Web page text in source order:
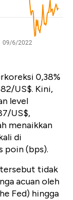
0,38%
US$. Kini,
level
US$,
menaikkan
di
poin (bps).
tersebut tidak
acuan oleh
Fed) hingga